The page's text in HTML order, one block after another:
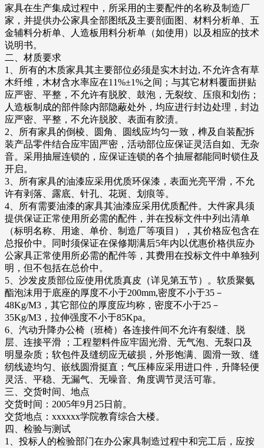
家具在生产集成过程中，所采用的主要配件的名称及制造厂
家，并提供办公家具全部图纸及主要剖面图、材料分析单、五
金辅料分析单、人造板用料分析单（如使用）以及相应的技术
说明书。
二、材质要求
1、所有的木质家具其主要部位必须是实木封边, 不允许含有草
木纤维，木材含水率应在11%±1%之间；与其它材料覆面拼贴
应严密、平整，不允许有脱胶、鼓泡，无裂纹、压痕和划伤；
人造板制成的部件除内部隐蔽处外，均应进行封边处理，封边
应严密、平整，不允许脱胶、表面有胶渍。
2、所有家具的倒棱、圆角、圆线应均匀一致，榫及自装配拆
装产品零件结合应牢固严密，活动部位应保证灵活自如、无杂
音。采用抽屉连锁的，应保证连锁的各个抽屉都能同时锁住及
开启。
3、所有家具的油漆应采用优质环保漆，表面光亮平滑，不允
许有剥落、露底、针孔、花斑、划痕等。
4、所有需要油漆的家具其油漆应采用优质配件。大件家具须
提供保证正常使用所必需的配件，并在投标文件中列出清单
（标明名称、用途、单价、制造厂等项目），其价格应包含在
总报价中。同时须保证在保修期满后5年内以优惠价格供应办
公家具正常使用所必需的配件等，其费用在投标文件中单独列
明，但不包括在总价中。
5、沙发皮质部位应使用优质真皮（详见第五节）。软质聚氨
酯泡沫用于底座的厚度不小于200mm,密度不小于35－
48Kg/M3，其它部位的厚度应均称，密度不小于25－
35Kg/M3，拉伸强度不小于85Kpa。
6、汽动升降办公椅（班椅）各连接件间不允许有裂缝、脱
层、连接平滑 ；工程塑料件应牢固光滑、无气泡、无裂口及
明显杂质；软包件及缝纫应无破损，外形饱满、圆滑一致、缝
纫线迹均匀、嵌线圆滑挺直；气压棒应采用进口件，升降轻便
灵活、平稳、无漏气、无噪音、角度调节灵活可靠。
三、交货时间、地点
交货时间：2005年9月25日前。
交货地点：xxxxxx学院教育综合大楼。
四、检验与测试
1、投标人的检验部门在办公家具制造过程中和完工后，应按